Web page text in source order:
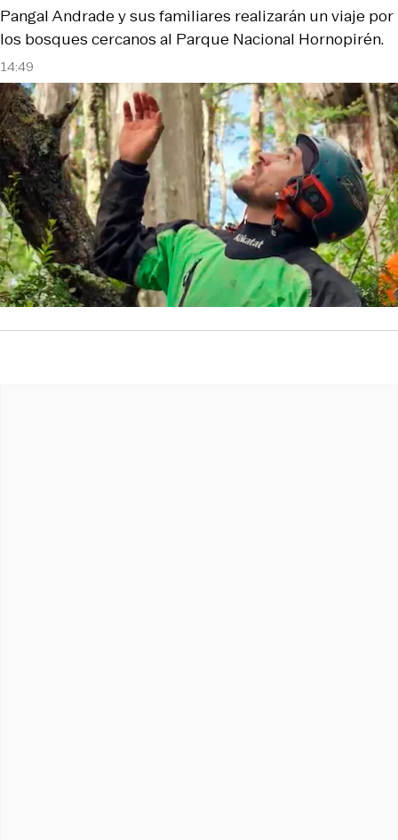
14:49
Pangal Andrade y sus familiares realizarán un viaje por
los bosques cercanos al Parque Nacional Hornopirén.